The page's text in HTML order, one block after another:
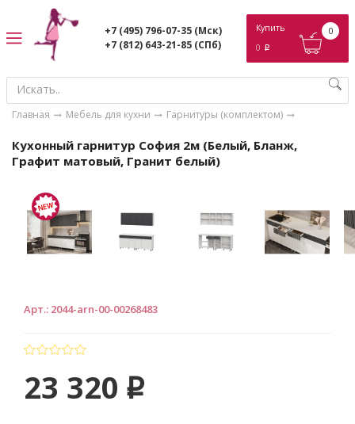
+7 (495) 796-07-35 (Мск)
+7 (812) 643-21-85 (СПб)
Купить
0 p
0
Главная Мебель для кухни Гарнитуры (комплектом)
Кухонный гарнитур София 2м (Белый, Бланж,
Графит матовый, Гранит белый)
Арт.: 2044-arn-00-00268483
23 320 p